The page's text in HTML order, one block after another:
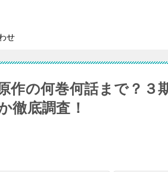
せ
作の何巻何話まで？３
徹底調査！